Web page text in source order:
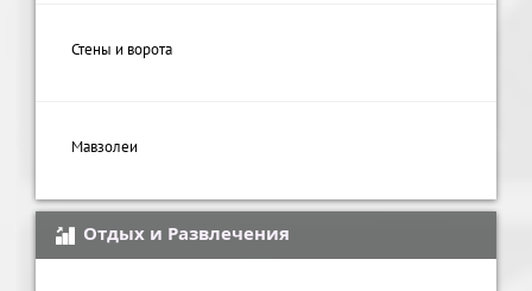
Стены и ворота
Мавзолеи
Отдых и Развлечения